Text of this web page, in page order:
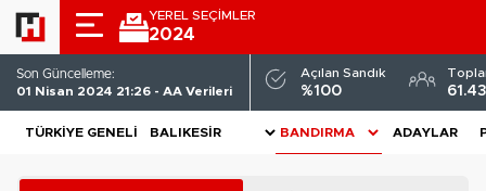
YEREL SEÇİMLER
2024
Son Güncelleme:
01 Nisan 2024 21:26 - AA Verileri
Açılan Sandık
%100
TÜRKIYE GENELI ADAYLAR